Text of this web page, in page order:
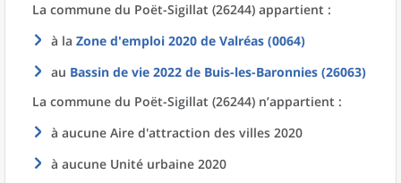
La commune du Poët-Sigillat (26244) appartient :
à la Zone d'emploi 2020 de Valréas (0064)
au Bassin de vie 2022 de Buis-les-Baronnies (26063)
La commune du Poët-Sigillat (26244) n’appartient :
à aucune Aire d'attraction des villes 2020
à aucune Unité urbaine 2020